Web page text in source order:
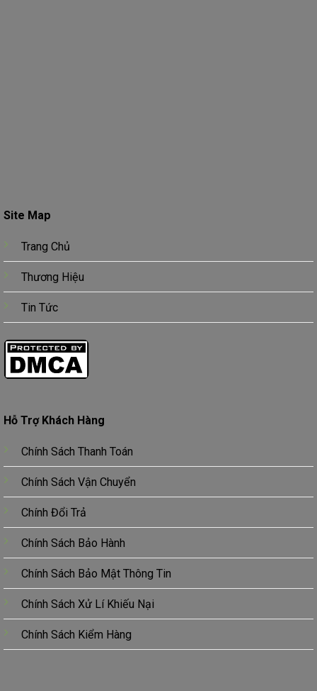
Site Map
Trang Chủ
Thương Hiệu
Tin Tức
Hỗ Trợ Khách Hàng
Chính Sách Thanh Toán
Chính Sách Vận Chuyển
Chính Đổi Trả
Chính Sách Bảo Hành
Chính Sách Bảo Mật Thông Tin
Chính Sách Xử Lí Khiếu Nại
Chính Sách Kiểm Hàng